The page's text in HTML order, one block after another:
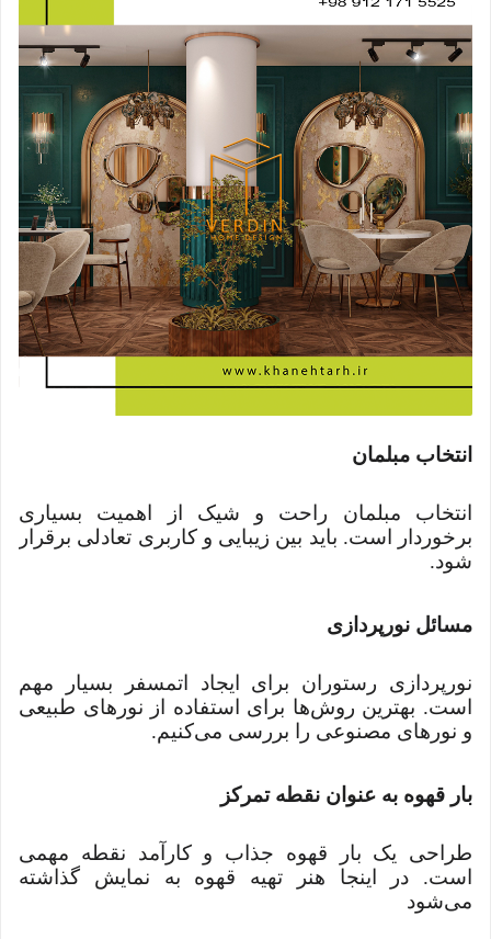
انتخاب مبلمان
انتخاب مبلمان راحت و شیک از اهمیت بسیاری
برخوردار است. باید بین زیبایی و کاربری تعادلی برقرار
شود.
مسائل نورپردازی
نورپردازی رستوران برای ایجاد اتمسفر بسیار مهم
است. بهترین روش‌ها برای استفاده از نورهای طبیعی
و نورهای مصنوعی را بررسی می‌کنیم.
بار قهوه به عنوان نقطه تمرکز
طراحی یک بار قهوه جذاب و کارآمد نقطه مهمی
است. در اینجا هنر تهیه قهوه به نمایش گذاشته
می‌شود